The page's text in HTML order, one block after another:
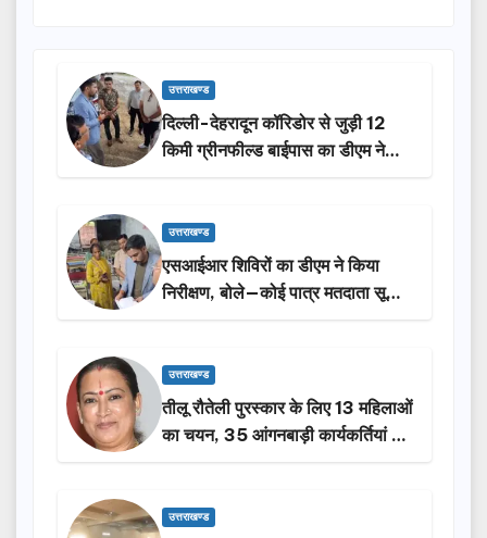
उत्तराखण्ड
दिल्ली-देहरादून कॉरिडोर से जुड़ी 12
किमी ग्रीनफील्ड बाईपास का डीएम ने
किया निरीक्षण…
उत्तराखण्ड
एसआईआर शिविरों का डीएम ने किया
निरीक्षण, बोले—कोई पात्र मतदाता सूची
से न छूटे…
उत्तराखण्ड
तीलू रौतेली पुरस्कार के लिए 13 महिलाओं
का चयन, 35 आंगनबाड़ी कार्यकर्तियां भी
होंगी सम्मानित…
उत्तराखण्ड